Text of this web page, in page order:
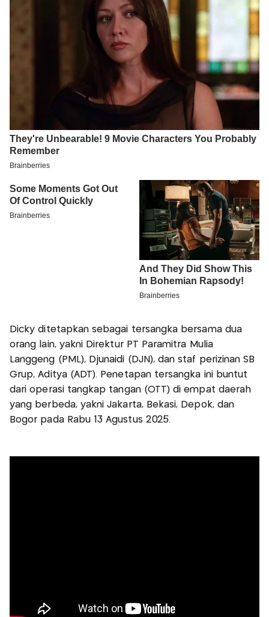
Dicky ditetapkan sebagai tersangka bersama dua
orang lain, yakni Direktur PT Paramitra Mulia
Langgeng (PML), Djunaidi (DJN), dan staf perizinan SB
Grup, Aditya (ADT). Penetapan tersangka ini buntut
dari operasi tangkap tangan (OTT) di empat daerah
yang berbeda, yakni Jakarta, Bekasi, Depok, dan
Bogor pada Rabu 13 Agustus 2025.